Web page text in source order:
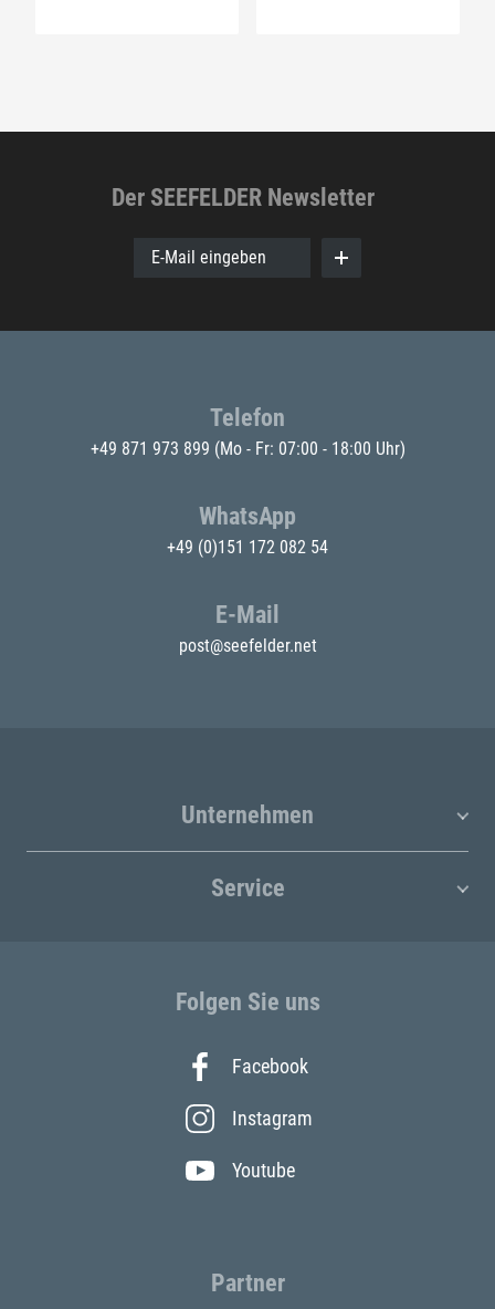
Der SEEFELDER Newsletter
E-Mail eingeben
Telefon
+49 871 973 899 (Mo - Fr: 07:00 - 18:00 Uhr)
WhatsApp
+49 (0)151 172 082 54
E-Mail
post@seefelder.net
Unternehmen
Service
Folgen Sie uns
Facebook
Instagram
Youtube
Partner